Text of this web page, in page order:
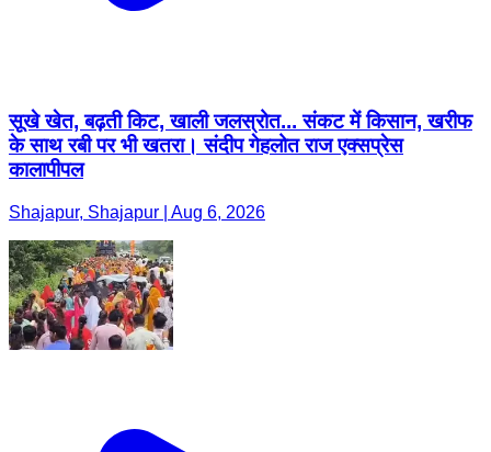
सूखे खेत, बढ़ती किट, खाली जलस्रोत... संकट में किसान, खरीफ
के साथ रबी पर भी खतरा। संदीप गेहलोत राज एक्सप्रेस
कालापीपल
Shajapur, Shajapur | Aug 6, 2026